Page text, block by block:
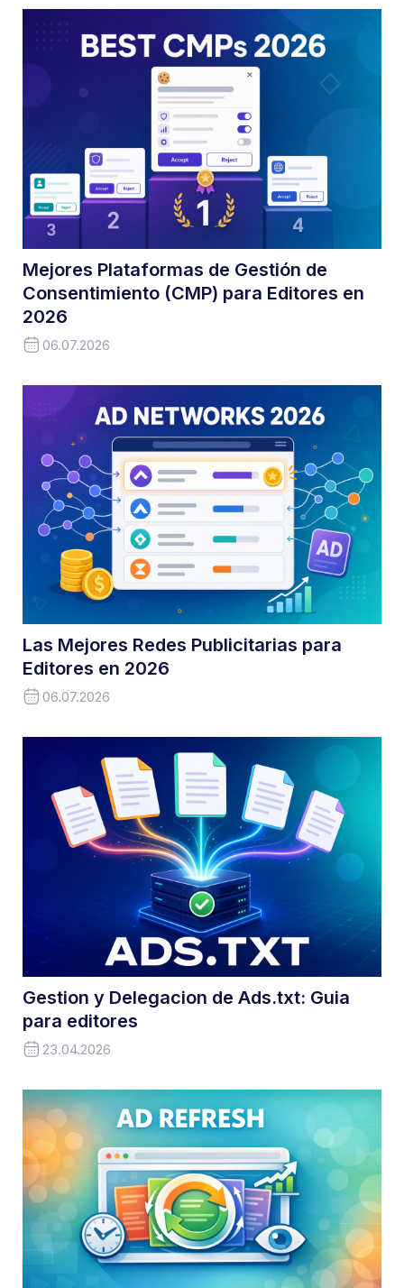
Mejores Plataformas de Gestión de
Consentimiento (CMP) para Editores en
2026
06.07.2026
Las Mejores Redes Publicitarias para
Editores en 2026
06.07.2026
Gestion y Delegacion de Ads.txt: Guia
para editores
23.04.2026